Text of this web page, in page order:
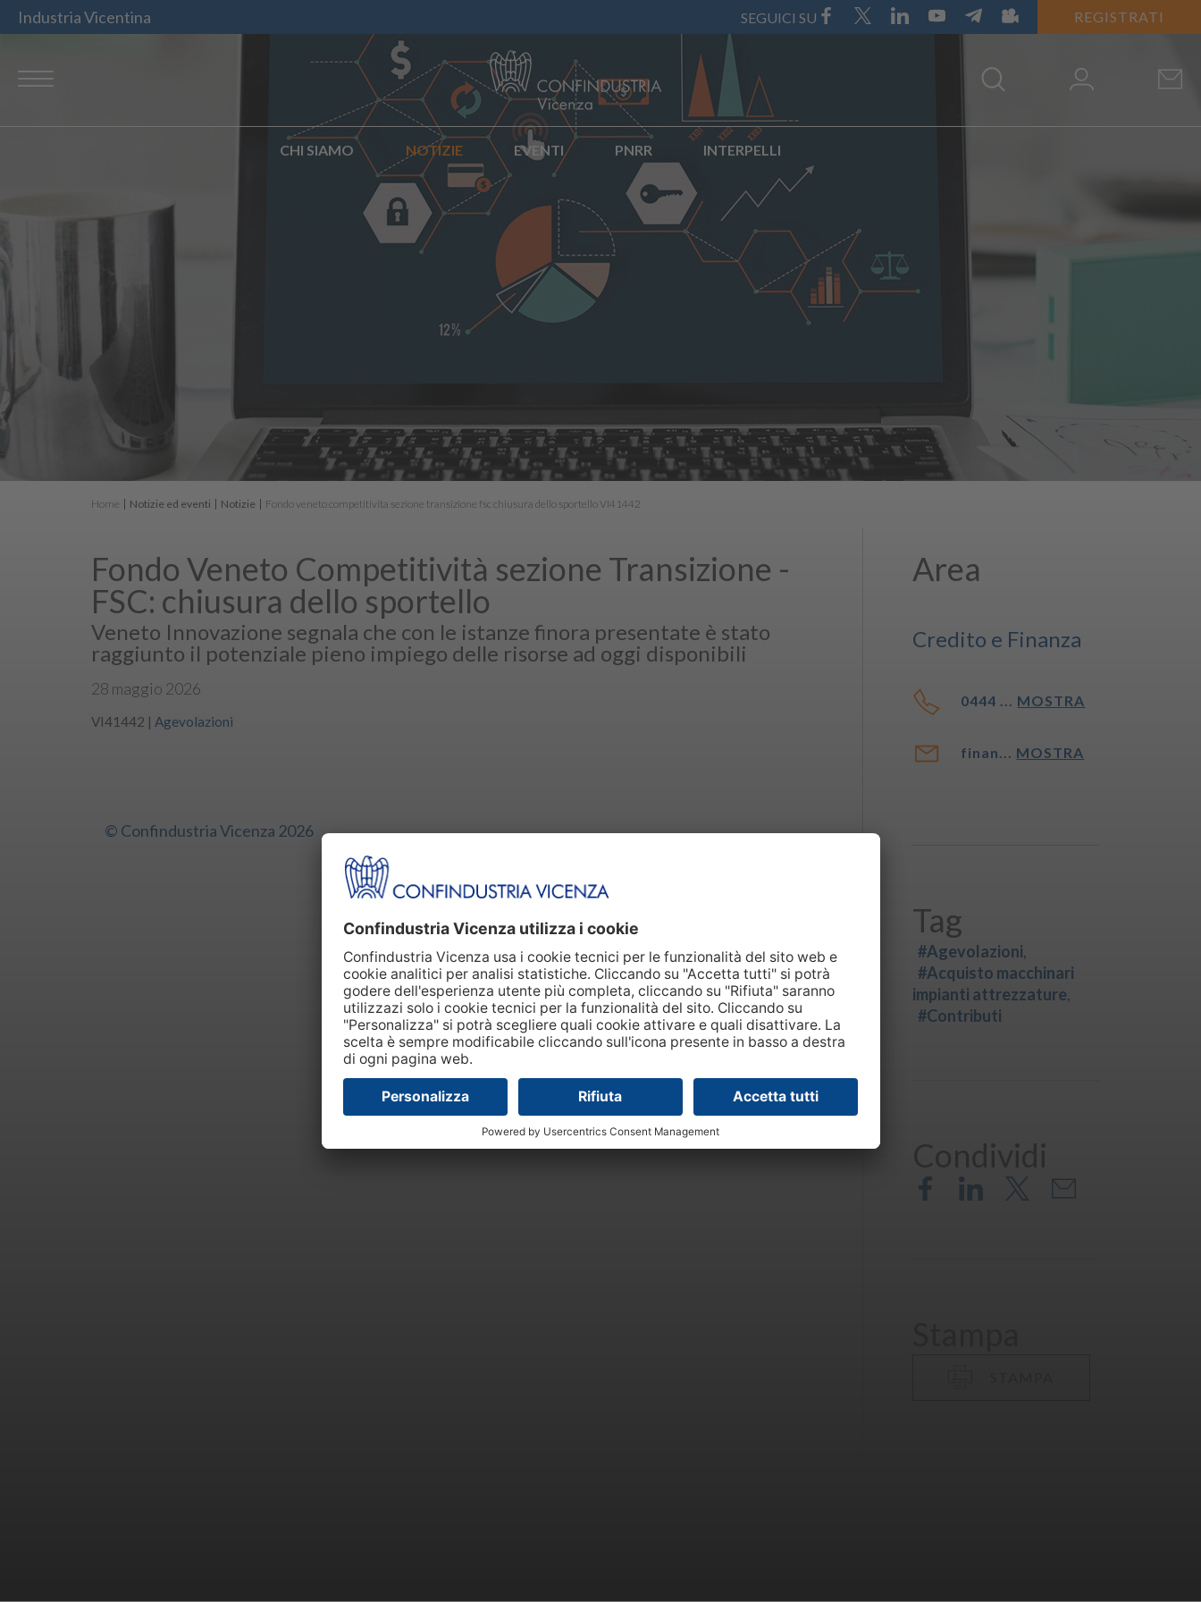
Industria Vicentina SEGUICI SU REGISTRATI
CHI SIAMO NOTIZIE EVENTI PNRR INTERPELLI
Home Notizie ed eventi Notizie Fondo veneto competitivita sezione transizione fsc chiusura dello sportello VI41442
Fondo Veneto Competitività sezione Transizione -
FSC: chiusura dello sportello
Veneto Innovazione segnala che con le istanze finora presentate è stato
raggiunto il potenziale pieno impiego delle risorse ad oggi disponibili
28 maggio 2026
VI41442 | Agevolazioni
© Confindustria Vicenza 2026
Area
Credito e Finanza
0444 ... MOSTRA
finan... MOSTRA
Tag
#Agevolazioni
#Acquisto macchinari
impianti attrezzature
#Contributi